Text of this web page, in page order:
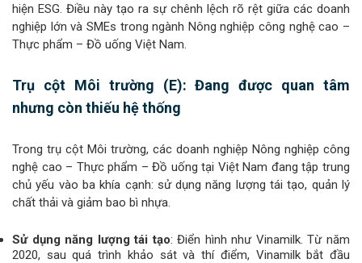
hiện ESG. Điều này tạo ra sự chênh lệch rõ rệt giữa các doanh
nghiệp lớn và SMEs trong ngành Nông nghiệp công nghệ cao –
Thực phẩm – Đồ uống Việt Nam.
Trụ cột Môi trường (E): Đang được quan tâm
nhưng còn thiếu hệ thống
Trong trụ cột Môi trường, các doanh nghiệp Nông nghiệp công
nghệ cao – Thực phẩm – Đồ uống tại Việt Nam đang tập trung
chủ yếu vào ba khía cạnh: sử dụng năng lượng tái tạo, quản lý
chất thải và giảm bao bì nhựa.
Sử dụng năng lượng tái tạo: Điển hình như Vinamilk. Từ năm
2020, sau quá trình khảo sát và thí điểm, Vinamilk bắt đầu